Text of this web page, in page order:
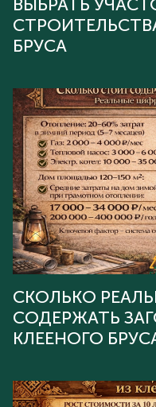
ВЫБРАТЬ
БРУСА
СКОЛЬКО
СОДЕРЖАТЬ
КЛЕЕНОГО